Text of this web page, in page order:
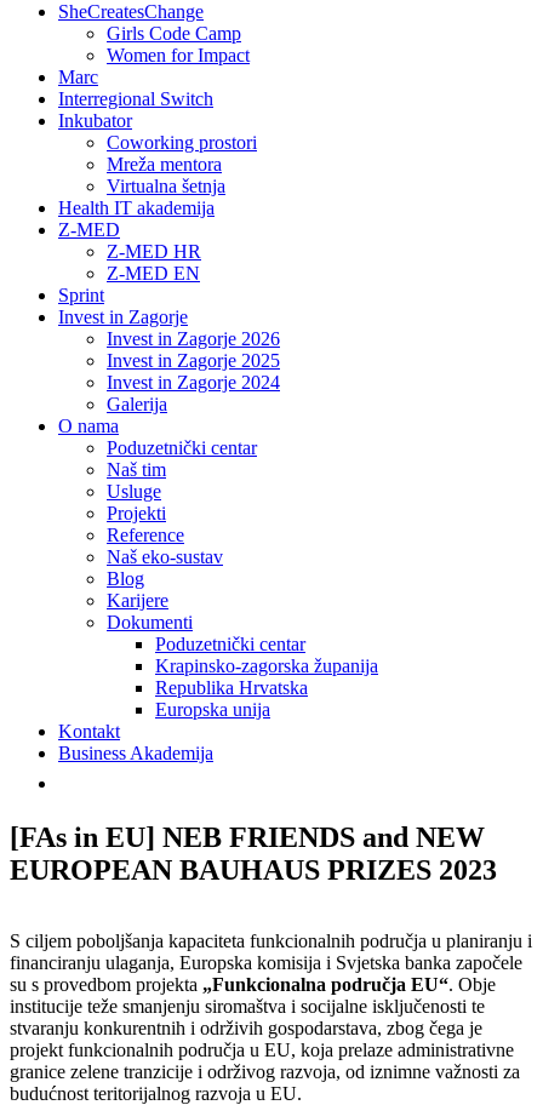
SheCreatesChange
Girls Code Camp
Women for Impact
Marc
Interregional Switch
Inkubator
Coworking prostori
Mreža mentora
Virtualna šetnja
Health IT akademija
Z-MED
Z-MED HR
Z-MED EN
Sprint
Invest in Zagorje
Invest in Zagorje 2026
Invest in Zagorje 2025
Invest in Zagorje 2024
Galerija
O nama
Poduzetnički centar
Naš tim
Usluge
Projekti
Reference
Naš eko-sustav
Blog
Karijere
Dokumenti
Poduzetnički centar
Krapinsko-zagorska županija
Republika Hrvatska
Europska unija
Kontakt
Business Akademija
[FAs in EU] NEB FRIENDS and NEW
EUROPEAN BAUHAUS PRIZES 2023
S ciljem poboljšanja kapaciteta funkcionalnih područja u planiranju i
financiranju ulaganja, Europska komisija i Svjetska banka započele
su s provedbom projekta „Funkcionalna područja EU“. Obje
institucije teže smanjenju siromaštva i socijalne isključenosti te
stvaranju konkurentnih i održivih gospodarstava, zbog čega je
projekt funkcionalnih područja u EU, koja prelaze administrativne
granice zelene tranzicije i održivog razvoja, od iznimne važnosti za
budućnost teritorijalnog razvoja u EU.